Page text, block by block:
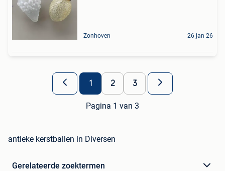
Zonhoven 26 jan 26
1 2 3
Pagina 1 van 3
antieke kerstballen in Diversen
Gerelateerde zoektermen